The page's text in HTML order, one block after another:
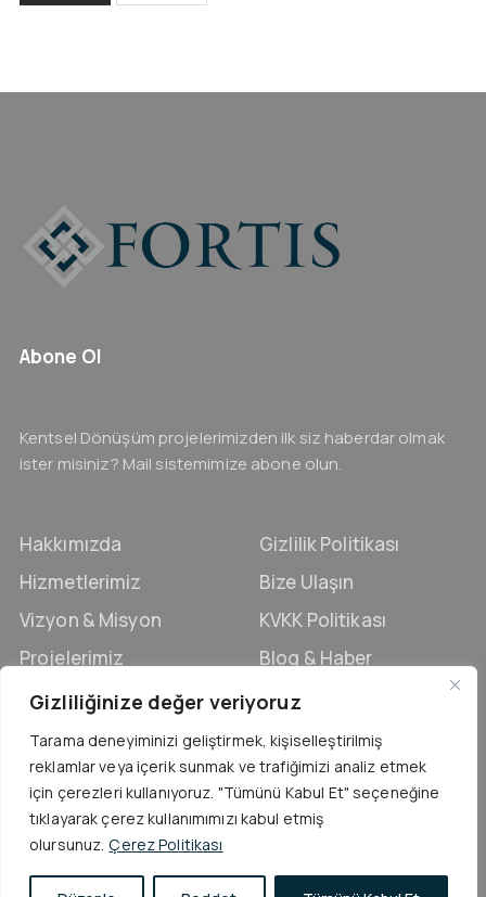
Gizliliğinize değer veriyoruz
Tarama deneyiminizi geliştirmek, kişiselleştirilmiş
reklamlar veya içerik sunmak ve trafiğimizi analiz etmek
için çerezleri kullanıyoruz. "Tümünü Kabul Et" seçeneğine
tıklayarak çerez kullanımımızı kabul etmiş
olursunuz. Çerez Politikası
Abone Ol
Kentsel Dönüşüm projelerimizden ilk siz haberdar olmak
ister misiniz? Mail sistemimize abone olun.
Hakkımızda
Gizlilik Politikası
Hizmetlerimiz
Bize Ulaşın
Vizyon & Misyon
KVKK Politikası
Projelerimiz
Blog & Haber
Belge ve Ödüllerimiz
Kalite Politikası
Tarihçe
Kariyer
Copyright © 2026 Unimate Media